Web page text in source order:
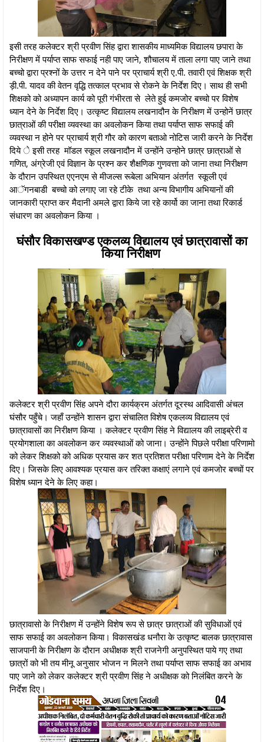
इसी तरह कलेक्टर श्री प्रवीण सिंह द्वारा शासकीय माध्यमिक विद्यालय छपारा के
निरीक्षण में पर्याप्त साफ सफाई नही पाए जाने, शौचालय में ताला लगा पाए जाने तथा
बच्चो द्वारा प्रश्नों के उत्तर न देने पाने पर प्राचार्य श्री ए.पी. तवारी एवं शिक्षक श्री
ड़ी.पी. यादव की वेतन वृद्धि तत्काल प्रभाव से रोकने के निर्देश दिए। साथ ही सभी
शिक्षको को अध्यापन कार्य को पूरी गंभीरता से लेते हुई कमजोर बच्चो पर विशेष
ध्यान देने के निर्देश दिए। उत्कृष्ट विद्यालय लखनादौन के निरीक्षण में उन्होनें छात्र
छात्राओं की परीक्षा व्यवस्था का अवलोकन किया तथा पर्याप्त साफ सफाई की
व्यवस्था न होने पर प्राचार्य श्री गौर को कारण बताओ नोटिस जारी करने के निर्देश
दिये े इसी तरह मॉडल स्कूल लखनादौन में उन्होंने उन्होने छात्र छात्राओं से
गणित, अंग्रेजी एवं विज्ञान के प्रश्न कर शैक्षणिक गुणवत्ता को जाना तथा निरीक्षण
के दौरान उपस्थित एएनएम से मीजल्स रूबेला अभियान अंतर्गत स्कूली एवं
आॅगनबाडी बच्चो को लगाए जा रहे टीके तथा अन्य विभागीय अभियानों की
जानकारी प्राप्त कर मैदानी अमले द्वारा किये जा रहे कार्यो का जाना तथा रिकार्ड
संधारण का अवलोकन किया ।
घंसौर विकासखण्ड एकलव्य विद्यालय एवं छात्रावासों का
किया निरीक्षण
कलेक्टर श्री प्रवीण सिंह अपने दौरा कार्यक्रम अंतर्गत दूरस्थ आदिवासी अंचल
घंसौर पहुँचे। जहाँ उन्होंने शासन द्वारा संचालित विशेष एकलव्य विद्यालय एवं
छात्रावासों का निरीक्षण किया । कलेक्टर प्रवीण सिंह ने विद्यालय की लाइब्रेरी व
प्रयोगशाला का अवलोकन कर व्यवस्थाओं को जाना। उन्होंने पिछले परीक्षा परिणामो
को लेकर शिक्षको को अधिक प्रयास कर शत प्रतिशत परीक्षा परिणाम देने के निर्देश
दिए। जिसके लिए आवश्यक प्रयास कर तरिक्त कक्षाएं लगाने एवं कमजोर बच्चों पर
विशेष ध्यान देने के लिए कहा।
छात्रावासो के निरीक्षण में उन्होंने विशेष रूप से छात्र छात्राओं की सुविधाओं एवं
साफ सफाई का अवलोकन किया। विकासखंड धनौरा के उत्कृष्ट बालक छात्रावास
साजपानी के निरीक्षण के दौरान अधीक्षक श्री राजनेगी अनुपस्थित पाये गए तथा
छात्रों को भी तय मीनू अनुसार भोजन न मिलने तथा पर्याप्त साफ सफाई का अभाव
पाए जाने को लेकर कलेक्टर श्री प्रवीण सिंह ने अधीक्षक को निलंबित करने के
निर्देश दिए।